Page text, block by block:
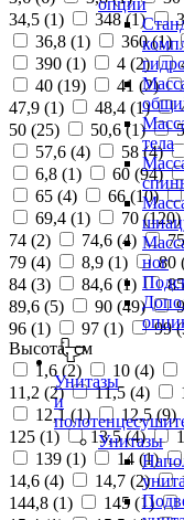
опции
тела
ног
Унитазы
и
Унитазы
34,5 (1) 348 (1)
36,8 (1) 360 (1)
390 (1) 4 (2)
40 (19) 41 (2)
47,9 (1) 48,4 (1)
50 (25) 50,6 (1)
57,6 (4) 58 (4)
6,8 (1) 60 (94)
65 (4) 66 (10)
69,4 (1) 70 (120)
74 (2) 74,6 (4)
79 (4) 8,9 (1) 80
84 (3) 84,6 (1)
89,6 (5) 90 (49)
96 (1) 97 (1) 99 (
Высота, см
1,6 (2) 10 (4)
11,2 (2) 11,5 (4)
12,1 (1) 12,5 (9)
125 (1) 13,5 (4)
139 (1) 14 (1)
14,6 (4) 14,7 (2)
144,8 (1) 145 (1)